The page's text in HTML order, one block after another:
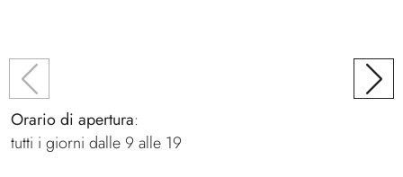
Orario di apertura:
tutti i giorni dalle 9 alle 19